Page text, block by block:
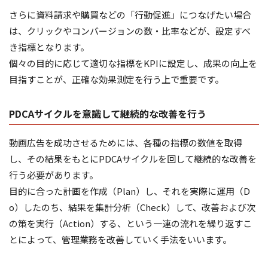
さらに資料請求や購買などの「行動促進」につなげたい場合
は、クリックやコンバージョンの数・比率などが、設定すべ
き指標となります。
個々の目的に応じて適切な指標をKPIに設定し、成果の向上を
目指すことが、正確な効果測定を行う上で重要です。
PDCAサイクルを意識して継続的な改善を行う
動画広告を成功させるためには、各種の指標の数値を取得
し、その結果をもとにPDCAサイクルを回して継続的な改善を
行う必要があります。
目的に合った計画を作成（Plan）し、それを実際に運用（D
o）したのち、結果を集計分析（Check）して、改善および次
の策を実行（Action）する、という一連の流れを繰り返すこ
とによって、管理業務を改善していく手法をいいます。